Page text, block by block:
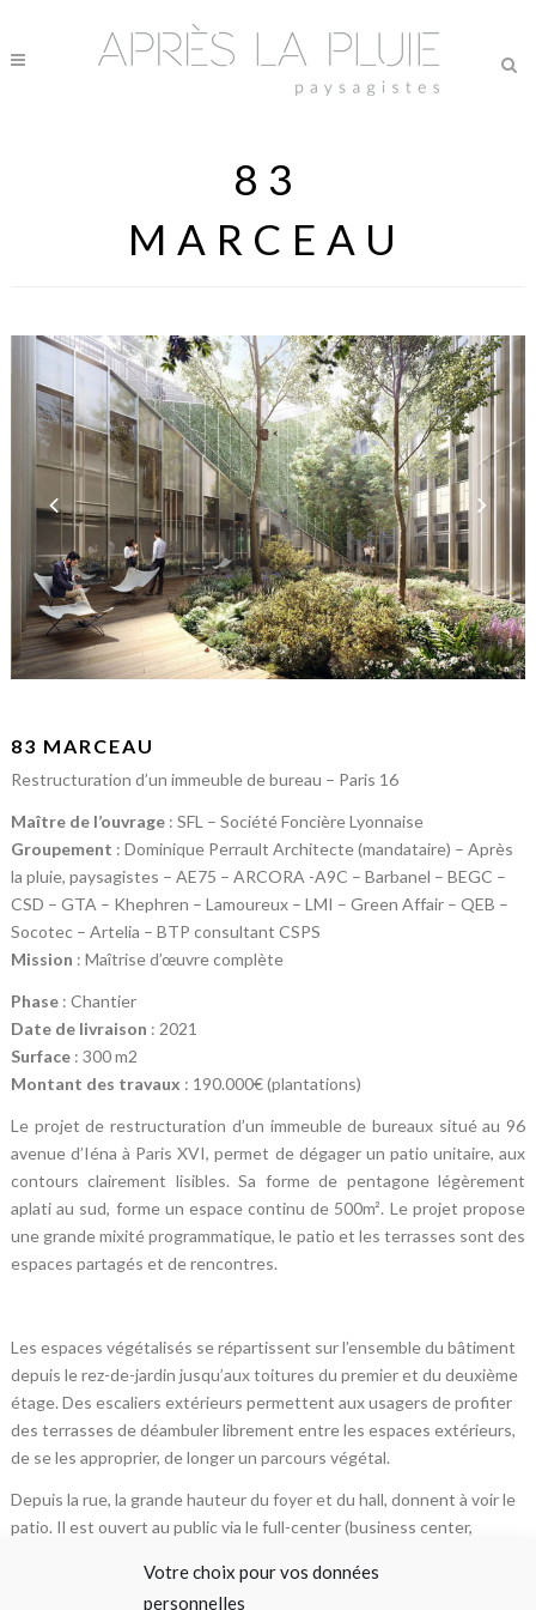
Votre choix pour vos données
personnelles
83
MARCEAU
83 MARCEAU
Restructuration d’un immeuble de bureau – Paris 16
Maître de l’ouvrage: SFL – Société Foncière Lyonnaise
Groupement : Dominique Perrault Architecte (mandataire) – Après
la pluie, paysagistes – AE75 – ARCORA -A9C – Barbanel – BEGC –
CSD – GTA – Khephren – Lamoureux – LMI – Green Affair – QEB –
Socotec – Artelia – BTP consultant CSPS
Mission : Maîtrise d’œuvre complète
Phase: Chantier
Date de livraison : 2021
Surface: 300 m2
Montant des travaux : 190.000€ (plantations)
Le projet de restructuration d’un immeuble de bureaux situé au 96
avenue d’Iéna à Paris XVI, permet de dégager un patio unitaire, aux
contours clairement lisibles. Sa forme de pentagone légèrement
aplati au sud, forme un espace continu de 500m². Le projet propose
une grande mixité programmatique, le patio et les terrasses sont des
espaces partagés et de rencontres.
Les espaces végétalisés se répartissent sur l’ensemble du bâtiment
depuis le rez-de-jardin jusqu’aux toitures du premier et du deuxième
étage. Des escaliers extérieurs permettent aux usagers de profiter
des terrasses de déambuler librement entre les espaces extérieurs,
de se les approprier, de longer un parcours végétal.
Depuis la rue, la grande hauteur du foyer et du hall, donnent à voir le
patio. Il est ouvert au public via le full-center (business center,
quant à elle réservé à l’usage exclusif du personnel.